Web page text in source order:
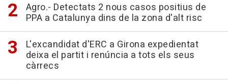
Agro.- Detectats 2 nous casos positius de
PPA a Catalunya dins de la zona d'alt risc
L'excandidat d'ERC a Girona expedientat
deixa el partit i renúncia a tots els seus
càrrecs